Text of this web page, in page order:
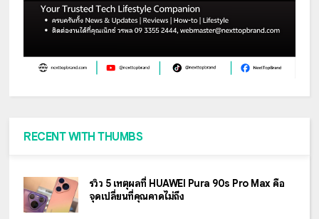
RECENT WITH THUMBS
รีวิว 5 เหตุผลที่ HUAWEI Pura 90s Pro Max คือ
จุดเปลี่ยนที่คุณคาดไม่ถึง